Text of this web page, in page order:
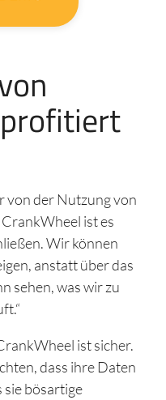
von der Nutzung von
ist es
Wir können
anstatt über das
sehen, was wir zu
ist sicher.
dass ihre Daten
sie bösartige